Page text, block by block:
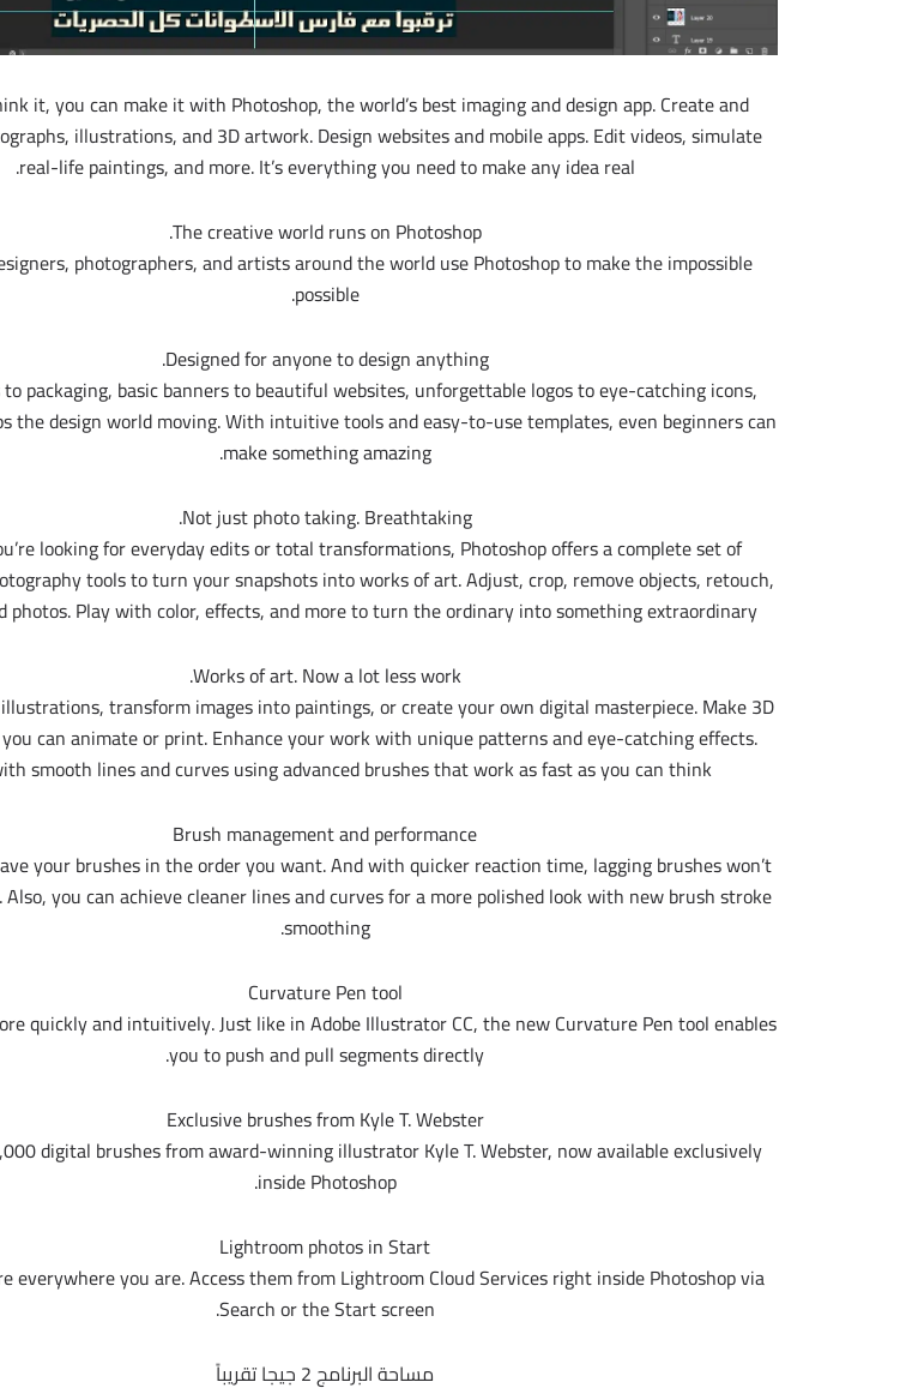
it, you can make it with Photoshop, the world’s best imaging and design app. Create and
illustrations, and 3D artwork. Design websites and mobile apps. Edit videos, simulate
real-life paintings, and more. It’s everything you need to make any idea real.
The creative world runs on Photoshop.
photographers, and artists around the world use Photoshop to make the impossible
possible.
Designed for anyone to design anything.
packaging, basic banners to beautiful websites, unforgettable logos to eye-catching icons,
the design world moving. With intuitive tools and easy-to-use templates, even beginners can
make something amazing.
Not just photo taking. Breathtaking.
looking for everyday edits or total transformations, Photoshop offers a complete set of
tools to turn your snapshots into works of art. Adjust, crop, remove objects, retouch,
photos. Play with color, effects, and more to turn the ordinary into something extraordinary.
Works of art. Now a lot less work.
transform images into paintings, or create your own digital masterpiece. Make 3D
can animate or print. Enhance your work with unique patterns and eye-catching effects.
smooth lines and curves using advanced brushes that work as fast as you can think.
Brush management and performance
your brushes in the order you want. And with quicker reaction time, lagging brushes won’t
you can achieve cleaner lines and curves for a more polished look with new brush stroke
smoothing.
Curvature Pen tool
quickly and intuitively. Just like in Adobe Illustrator CC, the new Curvature Pen tool enables
you to push and pull segments directly.
Exclusive brushes from Kyle T. Webster
digital brushes from award-winning illustrator Kyle T. Webster, now available exclusively
inside Photoshop.
Lightroom photos in Start
everywhere you are. Access them from Lightroom Cloud Services right inside Photoshop via
Search or the Start screen.
مساحة البرنامج 2 جيجا تقريباً